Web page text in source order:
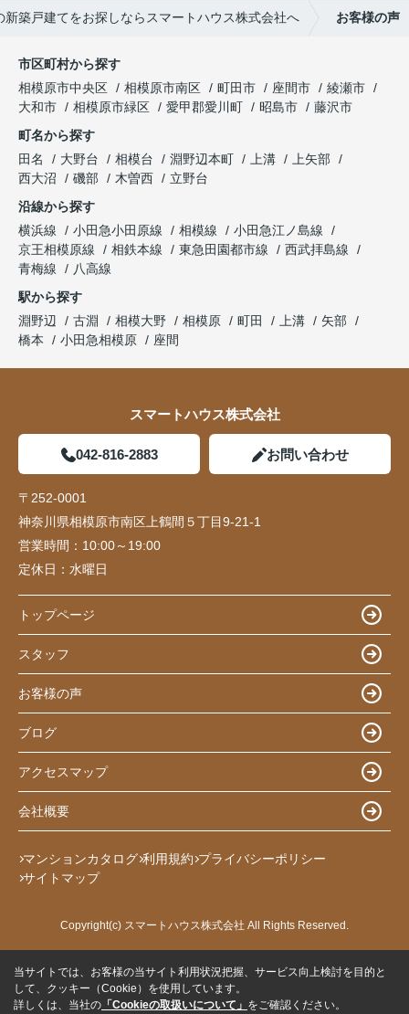
新築戸建てをお探しならスマートハウス株式会社へ お客様の声
市区町村から探す
相模原市中央区
相模原市南区 町田市 座間市
綾瀬市
大和市
相模原市緑区 愛甲郡愛川町 昭島市
藤沢市
町名から探す
田名
大野台 相模台 淵野辺本町 上溝
上矢部
西大沼
磯部 木曽西
立野台
沿線から探す
横浜線
小田急小田原線 相模線
小田急江ノ島線
京王相模原線
相鉄本線 東急田園都市線
西武拝島線
青梅線
八高線
駅から探す
淵野辺
古淵 相模大野 相模原 町田 上溝
矢部
橋本
小田急相模原 座間
スマートハウス株式会社
042-816-2883 お問い合わせ
〒252-0001
神奈川県相模原市南区上鶴間５丁目9-21-1
営業時間： 10:00～19:00
定休日： 水曜日
トップページ
スタッフ
お客様の声
ブログ
アクセスマップ
会社概要
マンションカタログ 利用規約 プライバシーポリシー
サイトマップ
Copyright(c) スマートハウス株式会社 All Rights Reserved.
当サイトでは、お客様の当サイト利用状況把握、サービス向上検討を目的と
して、クッキー（Cookie）を使用しています。
詳しくは、当社の 「Cookieの取扱いについて」 をご確認ください。